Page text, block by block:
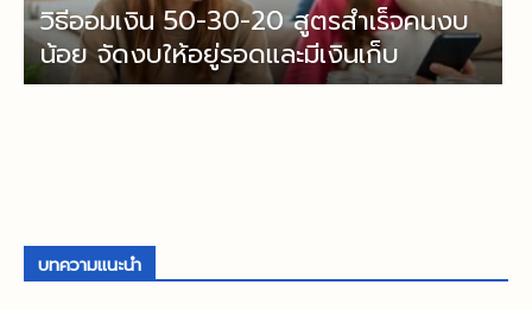
วิธีออมเงิน 50-30-20 สูตรสำเร็จคนงบ
น้อย จัดงบให้อยู่รอดและมีเงินเก็บ
บทความแนะนำ